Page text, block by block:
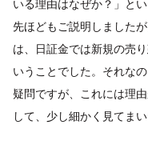
いる理由はなぜか？」と
先ほどもご説明しました
は、日証金では新規の売
いうことでした。それな
疑問ですが、これには理
して、少し細かく見てまい